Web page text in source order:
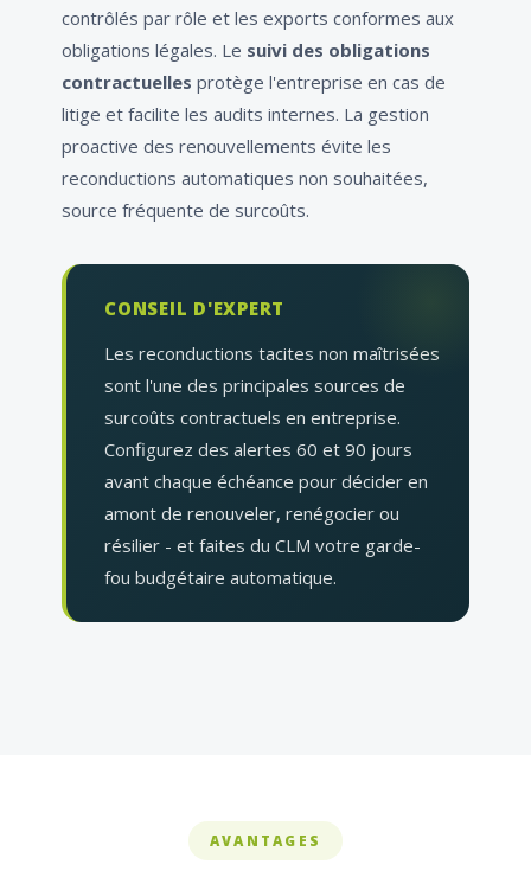
contrôlés par rôle et les exports conformes aux
obligations légales. Le suivi des obligations
contractuelles protège l'entreprise en cas de
litige et facilite les audits internes. La gestion
proactive des renouvellements évite les
reconductions automatiques non souhaitées,
source fréquente de surcoûts.
CONSEIL D'EXPERT
Les reconductions tacites non maîtrisées
sont l'une des principales sources de
surcoûts contractuels en entreprise.
Configurez des alertes 60 et 90 jours
avant chaque échéance pour décider en
amont de renouveler, renégocier ou
résilier - et faites du CLM votre garde-
fou budgétaire automatique.
AVANTAGES